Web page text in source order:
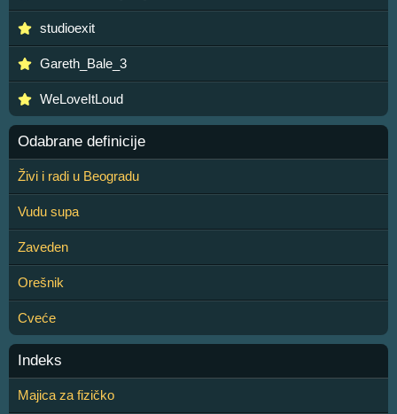
studioexit
Gareth_Bale_3
WeLoveItLoud
Odabrane definicije
Živi i radi u Beogradu
Vudu supa
Zaveden
Orešnik
Cveće
Indeks
Majica za fizičko